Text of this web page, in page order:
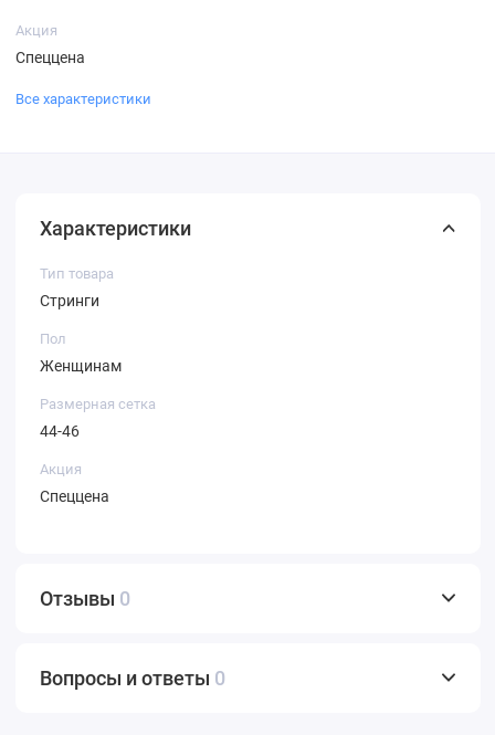
Акция
Спеццена
Все характеристики
Характеристики
Тип товара
Стринги
Пол
Женщинам
Размерная сетка
44-46
Акция
Спеццена
Отзывы 0
Вопросы и ответы 0